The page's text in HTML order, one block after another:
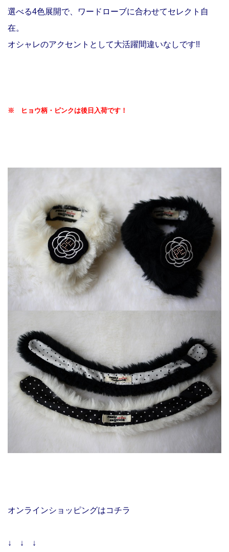
選べる4色展開で、ワードローブに合わせてセレクト自
在。
オシャレのアクセントとして大活躍間違いなしです!!
※ ヒョウ柄・ピンクは後日入荷です！
オンラインショッピングはコチラ
↓ ↓ ↓